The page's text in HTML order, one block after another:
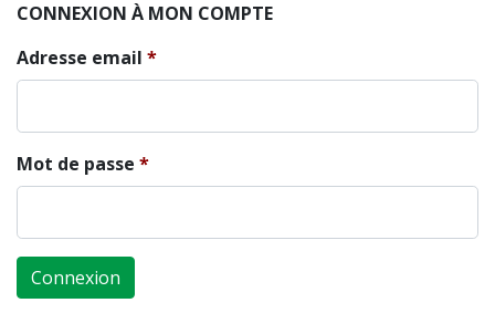
CONNEXION À MON COMPTE
Adresse email
Mot de passe
Connexion